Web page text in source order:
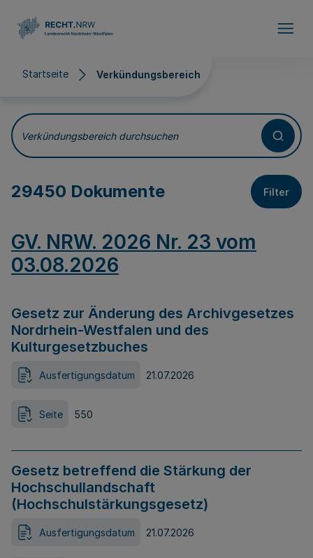
Startseite Verkündungsbereich
Verkündungsbereich
Verkündungsbereich durchsuchen
29450 Dokumente Filter
GV. NRW. 2026 Nr. 23 vom
03.08.2026
Gesetz zur Änderung des Archivgesetzes
Nordrhein-Westfalen und des
Kulturgesetzbuches
Ausfertigungsdatum 21.07.2026
Seite 550
Gesetz betreffend die Stärkung der
Hochschullandschaft
(Hochschulstärkungsgesetz)
Ausfertigungsdatum 21.07.2026